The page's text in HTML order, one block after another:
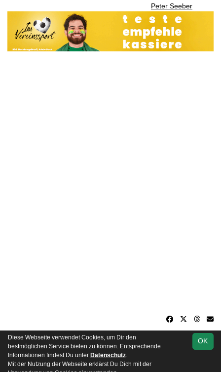
Peter Seeber
soccero.de
© 2006 - 2026
Besucherstatistik Kontakt Impressum
OK
Diese Webseite verwendet Cookies, um Dir den
bestmöglichen Service bieten zu können. Entsprechende
Informationen findest Du unter Datenschutz.
Mit der Nutzung der Webseite erklärst Du Dich mit der